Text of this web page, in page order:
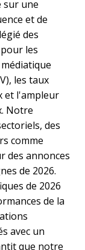
sur une
et de
des
les
les taux
et l'ampleur
Notre
des
comme
des annonces
de 2026.
de 2026
de la
avec un
que notre